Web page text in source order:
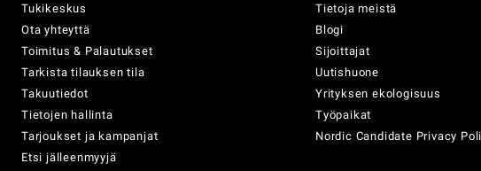
Tukikeskus
Ota yhteyttä
Toimitus & Palautukset
Tarkista tilauksen tila
Takuutiedot
Tietojen hallinta
Tarjoukset ja kampanjat
Etsi jälleenmyyjä
Tietoja meistä
Blogi
Sijoittajat
Uutishuone
Yrityksen ekologisuus
Työpaikat
Nordic Candidate Privacy